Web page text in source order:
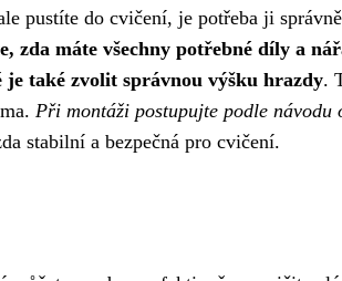
pustíte do cvičení, je potřeba ji
zda máte všechny potřebné díly a
je také zvolit správnou výšku hrazdy.
Při montáži postupujte podle návodu
stabilní a bezpečná pro cvičení.